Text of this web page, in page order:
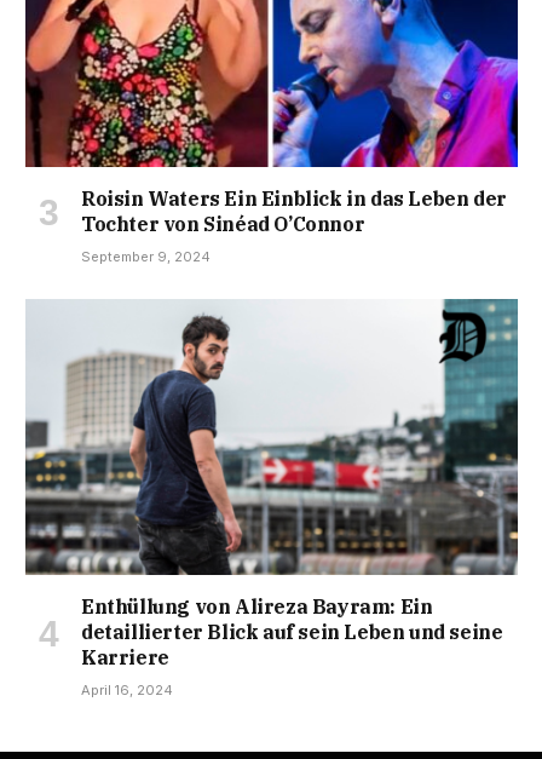
Roisin Waters Ein Einblick in das Leben der
Tochter von Sinéad O’Connor
September 9, 2024
Enthüllung von Alireza Bayram: Ein
detaillierter Blick auf sein Leben und seine
Karriere
April 16, 2024